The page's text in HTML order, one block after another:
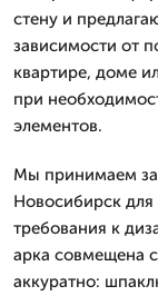
стену и
зависимости от
квартире, доме
при
элементов.
Мы принимаем
Новосибирск для
требования к
арка совмещена
аккуратно: